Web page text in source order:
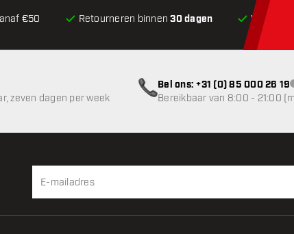
€50 Retourneren binnen30 dagen Voor
niet beschikbaar
zeven dagen per week
Bel ons: +31 (0) 85 000 26 19
Bereikbaar van 8:00 - 21:00